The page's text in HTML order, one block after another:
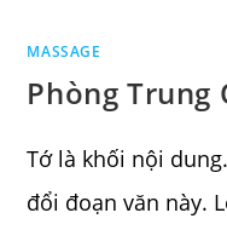
MASSAGE
Phòng Trung
Tớ là khối nội
đổi đoạn văn này.